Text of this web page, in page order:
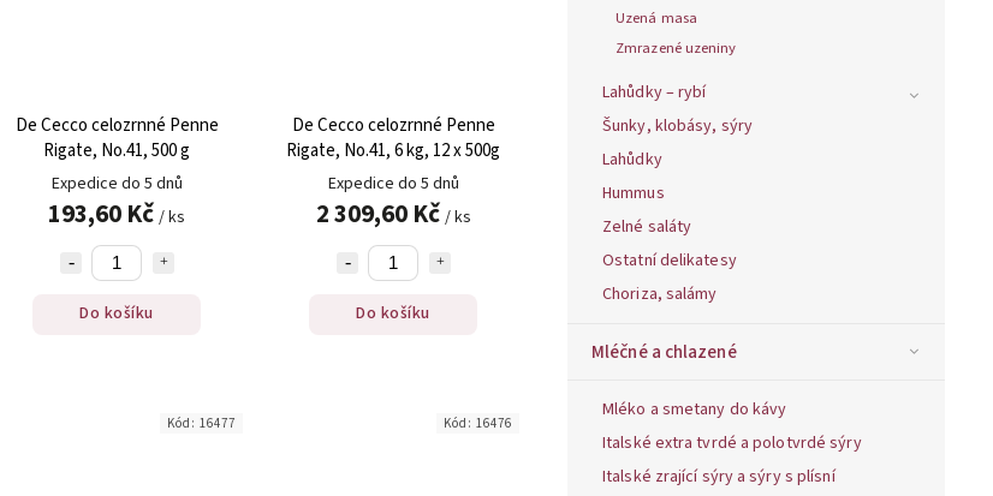
Uzená masa
Zmrazené uzeniny
Lahůdky – rybí
Šunky, klobásy, sýry
Lahůdky
Hummus
Zelné saláty
Ostatní delikatesy
Choriza, salámy
Mléčné a chlazené
Mléko a smetany do kávy
Italské extra tvrdé a polotvrdé sýry
Italské zrající sýry a sýry s plísní
De Cecco celozrnné Penne
Rigate, No.41, 500 g
Expedice do 5 dnů
193,60 Kč / ks
Do košíku
De Cecco celozrnné Penne
Rigate, No.41, 6 kg, 12 x 500g
Expedice do 5 dnů
2 309,60 Kč / ks
Do košíku
Kód: 16477 Kód: 16476